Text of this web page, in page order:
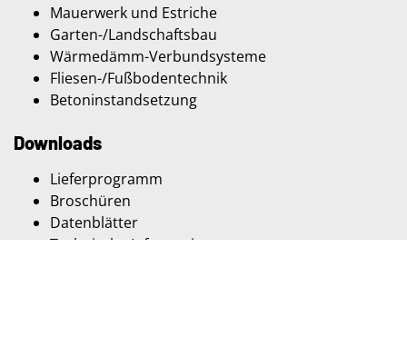
Mauerwerk und Estriche
Garten-/Landschaftsbau
Wärmedämm-Verbundsysteme
Fliesen-/Fußbodentechnik
Betoninstandsetzung
Downloads
Lieferprogramm
Broschüren
Datenblätter
Technische Informationen